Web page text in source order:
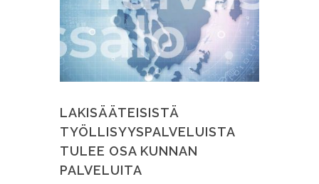
LAKISÄÄTEISISTÄ
TYÖLLISYYSPALVELUISTA
TULEE OSA KUNNAN
PALVELUITA